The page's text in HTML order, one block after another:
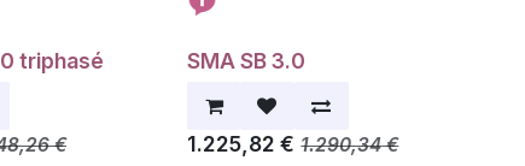
triphasé
€
SMA SB 3.0
1.225,82 € 1.290,34€